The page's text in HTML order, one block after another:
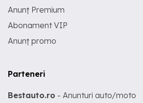
Anunț Premium
Abonament VIP
Anunț promo
Parteneri
Bestauto.ro - Anunturi auto/moto